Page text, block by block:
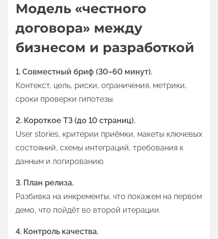
Модель «честного
договора» между
бизнесом и разработкой
1. Совместный бриф (30–60 минут).
Контекст, цель, риски, ограничения, метрики,
сроки проверки гипотезы.
2. Короткое ТЗ (до 10 страниц).
User stories, критерии приёмки, макеты ключевых
состояний, схемы интеграций, требования к
данным и логированию.
3. План релиза.
Разбивка на инкременты, что покажем на первом
демо, что пойдёт во второй итерации.
4. Контроль качества.